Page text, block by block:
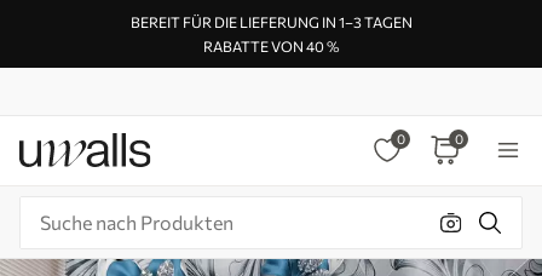
BEREIT FÜR DIE LIEFERUNG IN 1–3 TAGEN
RABATTE VON 40 %
0 0